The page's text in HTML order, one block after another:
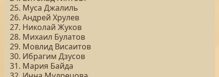
25. Муса Джалиль
26. Андрей Хрулев
27. Николай Жуков
28. Михаил Булатов
29. Мовлид Висаитов
30. Ибрагим Дзусов
31. Мария Байда